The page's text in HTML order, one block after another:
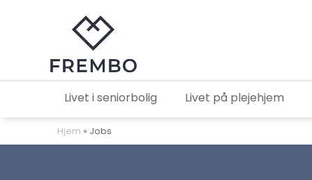
Livet i seniorbolig Livet på plejehjem
Hjem » Jobs